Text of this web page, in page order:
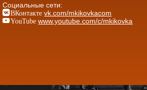
Социальные сети:
ВКонтакте vk.com/mkikovkacom
YouTube www.youtube.com/c/mkikovka